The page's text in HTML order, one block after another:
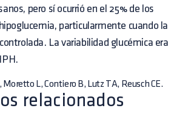
pero sí ocurrió en el 25% de los
particularmente cuando la
La variabilidad glucémica era
Moretto L, Contiero B, Lutz TA, Reusch CE.
relacionados